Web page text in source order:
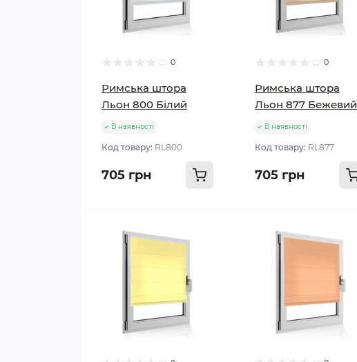
0
Римська штора
Льон 800 Білий
В наявності
Код товару: RL800
705 грн
0
Римська штора
Льон 877 Бежевий
В наявності
Код товару: RL877
705 грн